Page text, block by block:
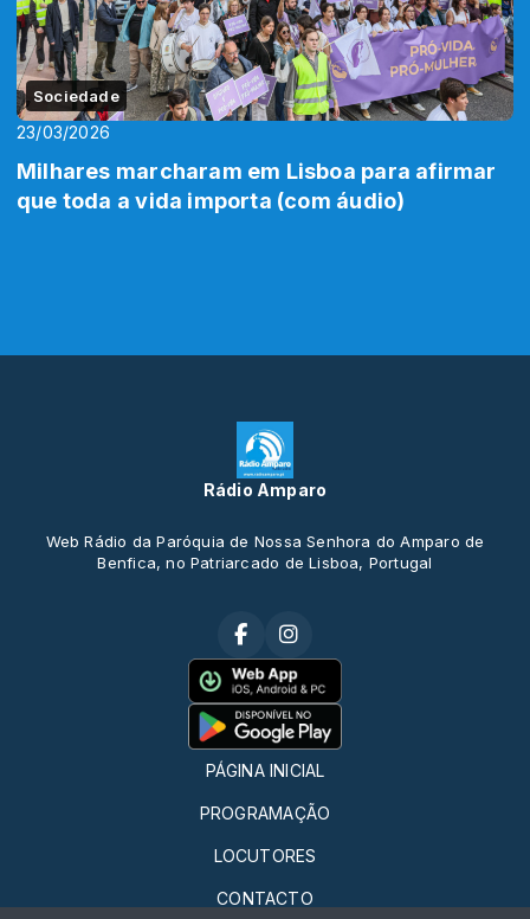
Sociedade
23/03/2026
Milhares marcharam em Lisboa para afirmar
que toda a vida importa (com áudio)
Rádio Amparo
Web Rádio da Paróquia de Nossa Senhora do Amparo de
Benfica, no Patriarcado de Lisboa, Portugal
PÁGINA INICIAL
PROGRAMAÇÃO
LOCUTORES
CONTACTO